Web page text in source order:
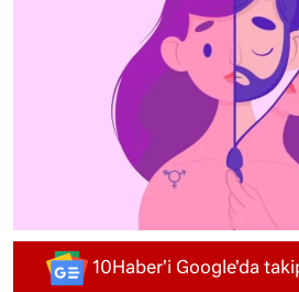
10Haber'i Google'da